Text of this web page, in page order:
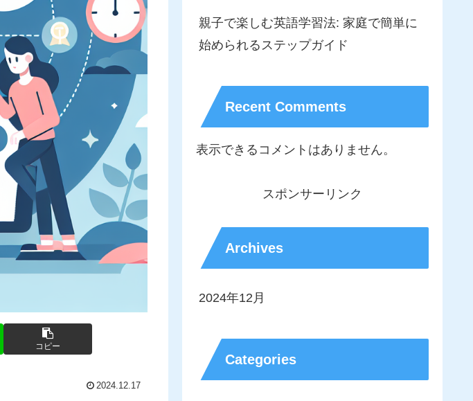
コピー
2024.12.17
親子で楽しむ英語学習法: 家庭で簡単に
始められるステップガイド
Recent Comments
表示できるコメントはありません。
スポンサーリンク
Archives
2024年12月
Categories